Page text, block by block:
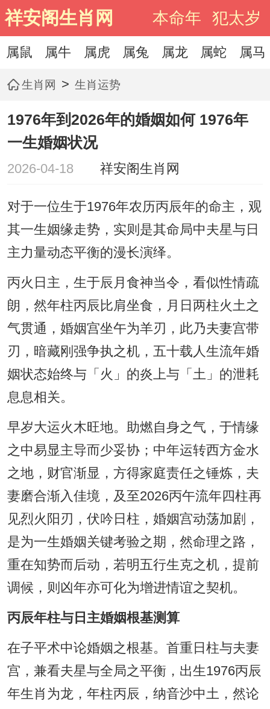
祥安阁生肖网 本命年 犯太岁
属鼠 属牛 属虎 属兔 属龙 属蛇 属马
生肖网 > 生肖运势
1976年到2026年的婚姻如何 1976年
一生婚姻状况
2026-04-18 祥安阁生肖网
对于一位生于1976年农历丙辰年的命主，观
其一生姻缘走势，实则是其命局中夫星与日
主力量动态平衡的漫长演绎。
丙火日主，生于辰月食神当令，看似性情疏
朗，然年柱丙辰比肩坐食，月日两柱火土之
气贯通，婚姻宫坐午为羊刃，此乃夫妻宫带
刃，暗藏刚强争执之机，五十载人生流年婚
姻状态始终与「火」的炎上与「土」的泄耗
息息相关。
早岁大运火木旺地。助燃自身之气，于情缘
之中易显主导而少妥协；中年运转西方金水
之地，财官渐显，方得家庭责任之锤炼，夫
妻磨合渐入佳境，及至2026丙午流年四柱再
见烈火阳刃，伏吟日柱，婚姻宫动荡加剧，
是为一生婚姻关键考验之期，然命理之路，
重在知势而后动，若明五行生克之机，提前
调候，则凶年亦可化为增进情谊之契机。
丙辰年柱与日主婚姻根基测算
在子平术中论婚姻之根基。首重日柱与夫妻
宫，兼看夫星与全局之平衡，出生1976丙辰
年生肖为龙，年柱丙辰，纳音沙中土，然论